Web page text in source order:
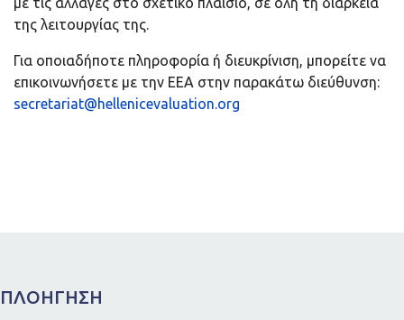
της λειτουργίας της.
Για οποιαδήποτε πληροφορία ή διευκρίνιση, μπορείτε να
επικοινωνήσετε με την ΕΕΑ στην παρακάτω διεύθυνση:
secretariat@hellenicevaluation.org
ΠΛΟΗΓΗΣΗ